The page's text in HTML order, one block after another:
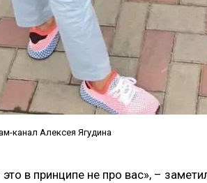
канал Алексея Ягудина
в принципе не про вас», –